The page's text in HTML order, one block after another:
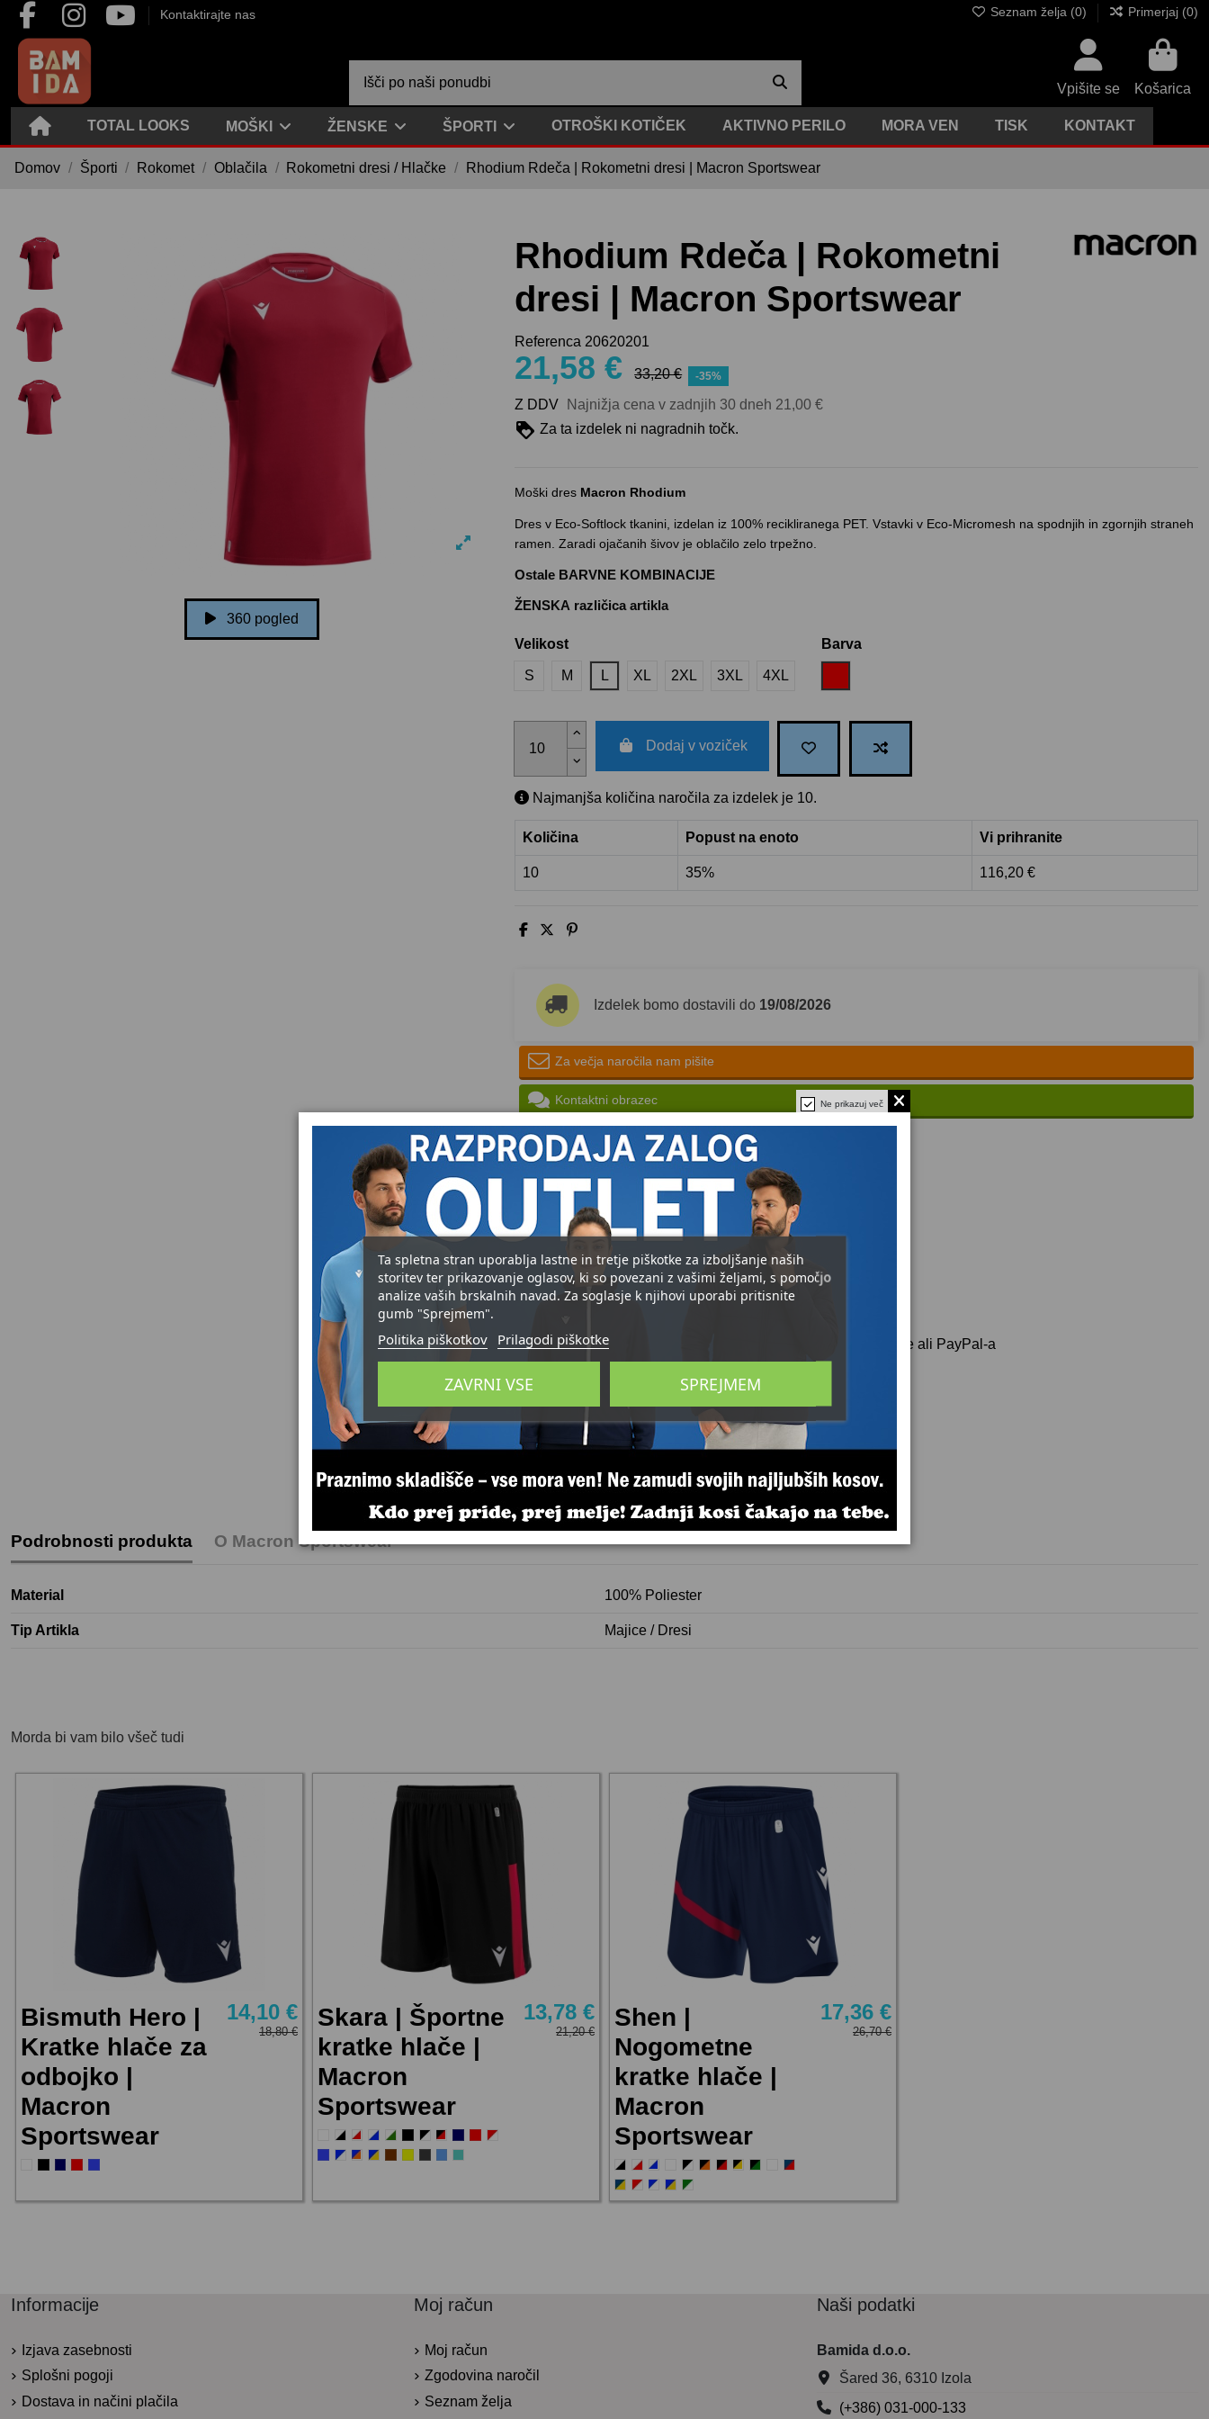
Kontaktirajte nas Seznam želja (0) Primerjaj (0)
Vpišite se Košarica
TOTAL LOOKS MOŠKI ŽENSKE ŠPORTI OTROŠKI KOTIČEK AKTIVNO PERILO MORA VEN TISK KONTAKT
Domov Športi Rokomet Oblačila Rokometni dresi / Hlačke Rhodium Rdeča | Rokometni dresi | Macron Sportswear
360 pogled
Rhodium Rdeča | Rokometni
dresi | Macron Sportswear
Referenca 20620201
21,58 € 33,20 € -35%
Z DDV Najnižja cena v zadnjih 30 dneh 21,00 €
Za ta izdelek ni nagradnih točk.
Moški dres Macron Rhodium
Dres v Eco-Softlock tkanini, izdelan iz 100% recikliranega PET. Vstavki v Eco-Micromesh na spodnjih in zgornjih straneh
ramen. Zaradi ojačanih šivov je oblačilo zelo trpežno.
Ostale BARVNE KOMBINACIJE
ŽENSKA različica artikla
Velikost
S M L XL 2XL 3XL 4XL
Barva
Dodaj v voziček
Najmanjša količina naročila za izdelek je 10.
Količina Popust na enoto Vi prihranite
10 35% 116,20 €
Izdelek bomo dostavili do 19/08/2026
Za večja naročila nam pišite
Kontaktni obrazec
Napišite svoje mnenje Postavite vprašanje
Možnost vračila artikla v 14 dneh
Brezplačna dostava za naročila nad 50€
Plačilo ob prevzemu, bančnega nakazila, kreditne kartice ali PayPal-a
Točke zvestobe za registrirane kupce
10% Cashback za naslednje nakupe
TISK opreme
Želite opraviti še tisk? Kontaktirajte nas
Podrobnosti produkta O Macron Sportswear
Material 100% Poliester
Tip Artikla Majice / Dresi
Morda bi vam bilo všeč tudi
Bismuth Hero |
Kratke hlače za
odbojko |
Macron
Sportswear
14,10 €
18,80 €
Skara | Športne
kratke hlače |
Macron
Sportswear
13,78 €
21,20 €
Shen |
Nogometne
kratke hlače |
Macron
Sportswear
17,36 €
26,70 €
Informacije
Izjava zasebnosti
Splošni pogoji
Dostava in načini plačila
Moj račun
Moj račun
Zgodovina naročil
Seznam želja
Naši podatki
Bamida d.o.o.
Šared 36, 6310 Izola
(+386) 031-000-133
Ta spletna stran uporablja lastne in tretje piškotke za izboljšanje naših
storitev ter prikazovanje oglasov, ki so povezani z vašimi željami, s pomočjo
analize vaših brskalnih navad. Za soglasje k njihovi uporabi pritisnite
gumb "Sprejmem".
Politika piškotkov Prilagodi piškotke
ZAVRNI VSE SPREJMEM
Ne prikazuj več